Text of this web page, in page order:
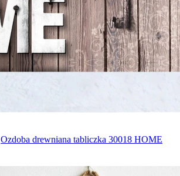
Ozdoba drewniana tabliczka 30018 HOME